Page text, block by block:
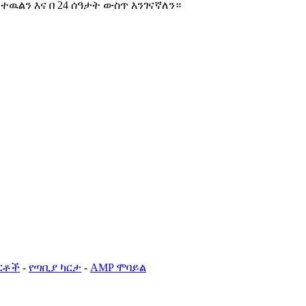
እና በ 24 ሰዓታት ውስጥ እንገናኛለን።
- የጣቢያ ካርታ - AMP ሞባይል